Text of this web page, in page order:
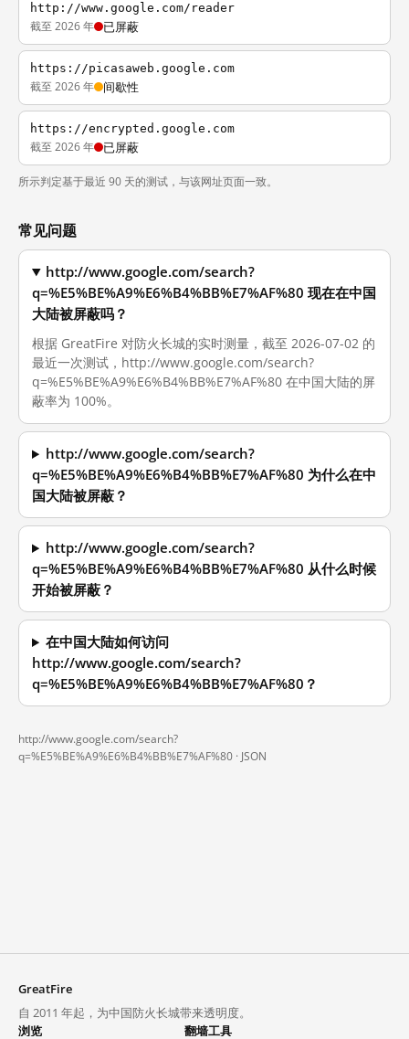
http://www.google.com/reader
截至 2026 年 已屏蔽
https://picasaweb.google.com
截至 2026 年 间歇性
https://encrypted.google.com
截至 2026 年 已屏蔽
所示判定基于最近 90 天的测试，与该网址页面一致。
常见问题
http://www.google.com/search?
q=%E5%BE%A9%E6%B4%BB%E7%AF%80 现在在中国
大陆被屏蔽吗？
根据 GreatFire 对防火长城的实时测量，截至 2026-07-02 的
最近一次测试，http://www.google.com/search?
q=%E5%BE%A9%E6%B4%BB%E7%AF%80 在中国大陆的屏
蔽率为 100%。
http://www.google.com/search?
q=%E5%BE%A9%E6%B4%BB%E7%AF%80 为什么在中
国大陆被屏蔽？
http://www.google.com/search?
q=%E5%BE%A9%E6%B4%BB%E7%AF%80 从什么时候
开始被屏蔽？
在中国大陆如何访问
http://www.google.com/search?
q=%E5%BE%A9%E6%B4%BB%E7%AF%80？
http://www.google.com/search?
q=%E5%BE%A9%E6%B4%BB%E7%AF%80 · JSON
GreatFire
自 2011 年起，为中国防火长城带来透明度。
浏览
翻墙工具